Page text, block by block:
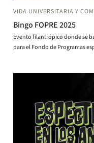
VIDA UNIVERSITARIA Y
Bingo FOPRE 2025
Evento filantrópico donde se
para el Fondo de Programas